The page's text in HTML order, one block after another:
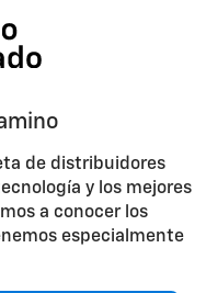
de distribuidores
y los mejores
a conocer los
especialmente